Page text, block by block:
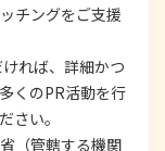
性を確保す
する安全措
、個人情報
とセキュリ
チングをご支援
れば、詳細かつ
くのPR活動を行
さい。
（管轄する機関